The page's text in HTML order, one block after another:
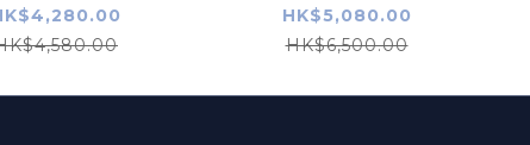
(SC001B)
Superior (SC003C)
HK$5,080.00
HK$6,500.00